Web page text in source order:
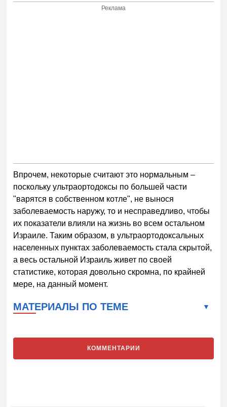
Реклама
Впрочем, некоторые считают это нормальным –
поскольку ультраортодоксы по большей части
"варятся в собственном котле", не вынося
заболеваемость наружу, то и несправедливо, чтобы
их показатели влияли на жизнь во всем остальном
Израиле. Таким образом, в ультраортодоксальных
населенных пунктах заболеваемость стала скрытой,
а весь остальной Израиль живет по своей
статистике, которая довольно скромна, по крайней
мере, на данный момент.
МАТЕРИАЛЫ ПО ТЕМЕ
КОММЕНТАРИИ